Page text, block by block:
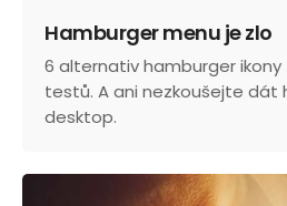
Hamburger menu je zlo
6 alternativ hamburger ikony
testů. A ani nezkoušejte dát
desktop.